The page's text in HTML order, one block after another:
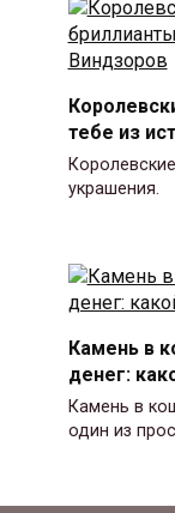
тебе из
украшения.
Камень в
денег:
Камень в
один из